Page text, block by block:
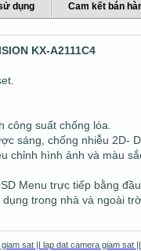
dụng Cam kết bán
KX-A2111C4
công suất chống lóa.
sáng, chống nhiễu 2D-
chỉnh hình ảnh và màu
Menu trực tiếp bằng đầu
trong nhà và ngoài
sat || lap dat camera giam sat ||